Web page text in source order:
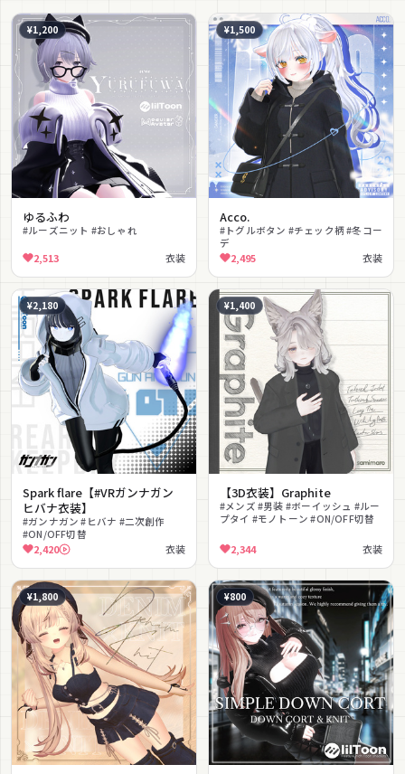
¥1,200
ゆるふわ
#ルーズニット #おしゃれ
2,513 衣装
¥1,500
Acco.
#トグルボタン #チェック柄 #冬コー
デ
2,495 衣装
¥2,180
Spark flare【#VRガンナガン
ヒバナ衣装】
#ガンナガン #ヒバナ #二次創作
#ON/OFF切替
2,420 衣装
¥1,400
【3D衣装】Graphite
#メンズ #男装 #ボーイッシュ #ルー
プタイ #モノトーン #ON/OFF切替
2,344 衣装
¥1,800 ¥800